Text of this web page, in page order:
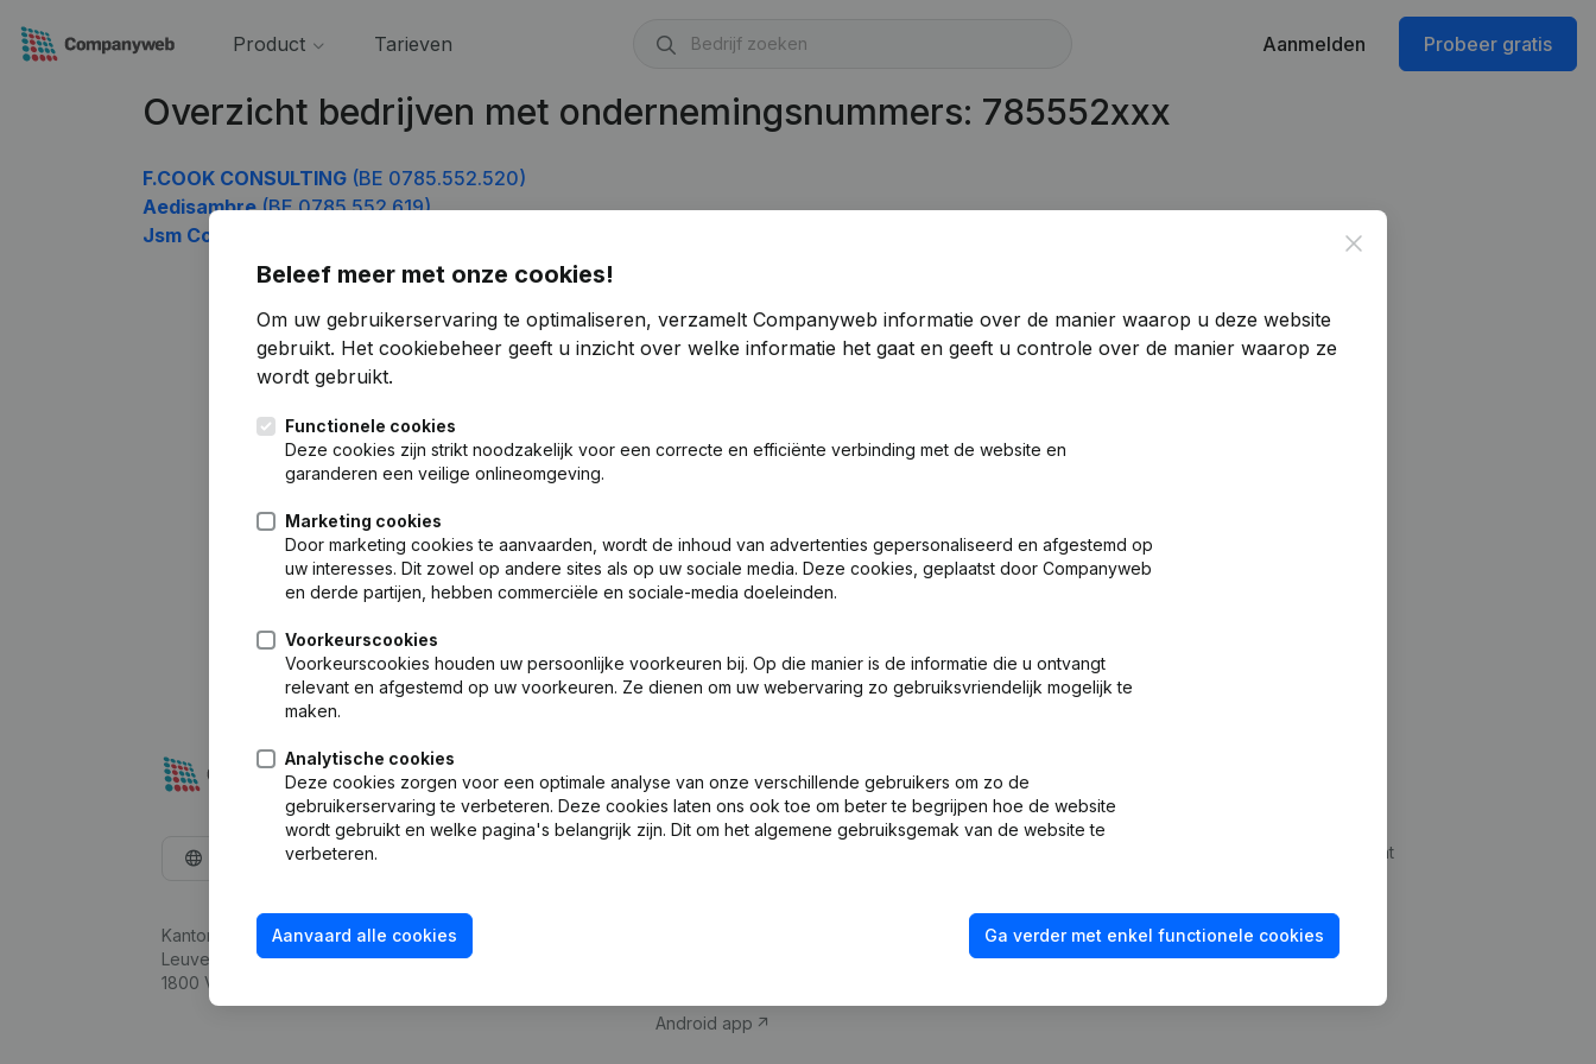
Product Tarieven Aanmelden Probeer gratis
Overzicht bedrijven met ondernemingsnummers: 785552xxx
F.COOK CONSULTING (BE 0785.552.520)
Aedisambre(BE 0785.552.619)
Jsm Consultancy
Close
Beleef meer met onze cookies!
Om uw gebruikerservaring te optimaliseren, verzamelt Companyweb informatie over de manier waarop u deze website
gebruikt. Het cookiebeheer geeft u inzicht over welke informatie het gaat en geeft u controle over de manier waarop ze
wordt gebruikt.
Functionele cookies
Deze cookies zijn strikt noodzakelijk voor een correcte en efficiënte verbinding met de website en
garanderen een veilige onlineomgeving.
Marketing cookies
Door marketing cookies te aanvaarden, wordt de inhoud van advertenties gepersonaliseerd en afgestemd op
uw interesses. Dit zowel op andere sites als op uw sociale media. Deze cookies, geplaatst door Companyweb
en derde partijen, hebben commerciële en sociale-media doeleinden.
Voorkeurscookies
Voorkeurscookies houden uw persoonlijke voorkeuren bij. Op die manier is de informatie die u ontvangt
relevant en afgestemd op uw voorkeuren. Ze dienen om uw webervaring zo gebruiksvriendelijk mogelijk te
maken.
Analytische cookies
Deze cookies zorgen voor een optimale analyse van onze verschillende gebruikers om zo de
gebruikerservaring te verbeteren. Deze cookies laten ons ook toe om beter te begrijpen hoe de website
wordt gebruikt en welke pagina's belangrijk zijn. Dit om het algemene gebruiksgemak van de website te
verbeteren.
Aanvaard alle cookies Ga verder met enkel functionele cookies
Nederlands
Kantorenpark Everest
Leuvensesteenweg 248D,
1800 Vilvoorde
Bedrijfsinformatie
Android app
Compliance & fraudepreventie
Kredietwaardigheid checken
Integraties op maat
Contact